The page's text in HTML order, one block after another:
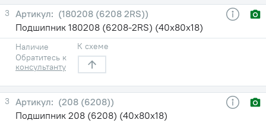
3
(180208 (6208 2RS))
Подшипник 180208 (6208-2RS) (40х80х18)
Наличие
Обратитесь к
консультанту
К схеме
3
(208 (6208))
Подшипник 208 (6208) (40х80х18)